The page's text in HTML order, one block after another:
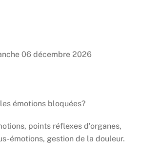
06 décembre 2026
émotions bloquées?
points réflexes d’organes,
émotions, gestion de la douleur.